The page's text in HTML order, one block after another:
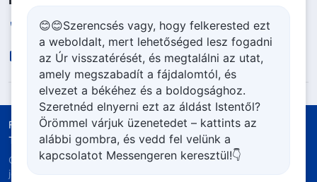
+36-70-207-6063
contact.hu@godfootsteps.org
Felhasználási feltételek
Adatvédelmi szabályzat
Tulajdonjog elismerése
Cookie szabályzat
Copyright © 2026Mindenható Isten Egyháza.Minden
jog fenntartva.
😊😊Szerencsés vagy, hogy felkerested ezt
a weboldalt, mert lehetőséged lesz fogadni
az Úr visszatérését, és megtalálni az utat,
amely megszabadít a fájdalomtól, és
elvezet a békéhez és a boldogsághoz.
Szeretnéd elnyerni ezt az áldást Istentől?
Örömmel várjuk üzenetedet – kattints az
alábbi gombra, és vedd fel velünk a
kapcsolatot Messengeren keresztül!👇